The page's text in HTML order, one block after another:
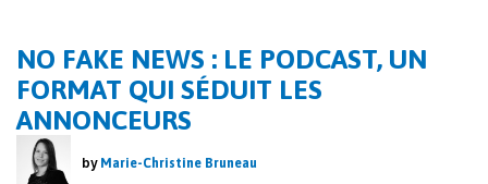
NO FAKE NEWS : LE PODCAST, UN
FORMAT QUI SÉDUIT LES
ANNONCEURS
by Marie-Christine Bruneau